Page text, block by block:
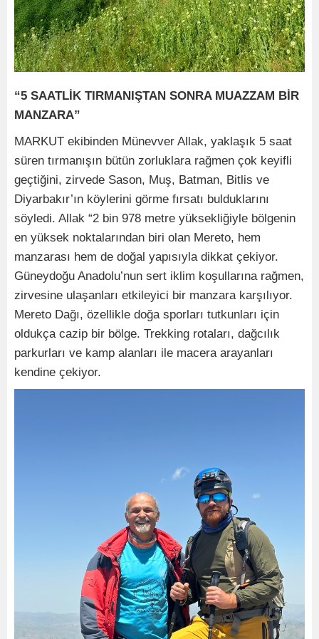
“5 SAATLİK TIRMANIŞTAN SONRA MUAZZAM BİR
MANZARA”
MARKUT ekibinden Münevver Allak, yaklaşık 5 saat
süren tırmanışın bütün zorluklara rağmen çok keyifli
geçtiğini, zirvede Sason, Muş, Batman, Bitlis ve
Diyarbakır’ın köylerini görme fırsatı bulduklarını
söyledi. Allak “2 bin 978 metre yüksekliğiyle bölgenin
en yüksek noktalarından biri olan Mereto, hem
manzarası hem de doğal yapısıyla dikkat çekiyor.
Güneydoğu Anadolu’nun sert iklim koşullarına rağmen,
zirvesine ulaşanları etkileyici bir manzara karşılıyor.
Mereto Dağı, özellikle doğa sporları tutkunları için
oldukça cazip bir bölge. Trekking rotaları, dağcılık
parkurları ve kamp alanları ile macera arayanları
kendine çekiyor.